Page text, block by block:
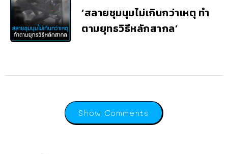
‘สลายชุมนุมไม่เกินกว่าเหตุ ทำ
ตามยุทธวิธีหลักสากล’
Show Comments